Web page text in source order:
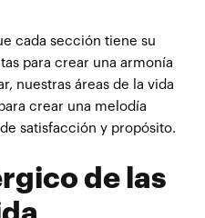
cada sección tiene su
para crear una armonía
nuestras áreas de la vida
crear una melodía
satisfacción y propósito.
de las